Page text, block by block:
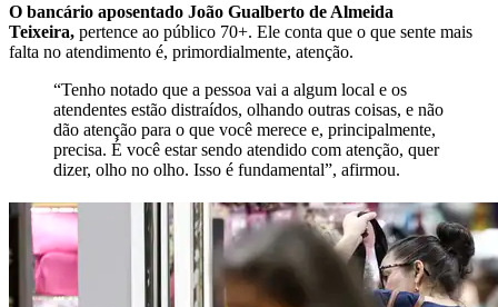
O bancário aposentado João Gualberto de Almeida
Teixeira, pertence ao público 70+. Ele conta que o que sente mais
falta no atendimento é, primordialmente, atenção.
“Tenho notado que a pessoa vai a algum local e os
atendentes estão distraídos, olhando outras coisas, e não
dão atenção para o que você merece e, principalmente,
precisa. É você estar sendo atendido com atenção, quer
dizer, olho no olho. Isso é fundamental”, afirmou.